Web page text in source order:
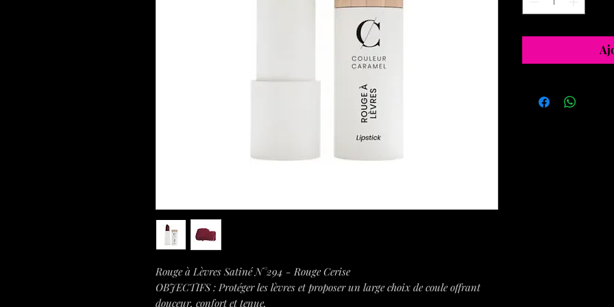
Rouge à Lèvres Satiné N°294 - Rouge Cerise
OBJECTIFS : Protéger les lèvres et proposer un large choix de coule offrant
douceur, confort et tenue.